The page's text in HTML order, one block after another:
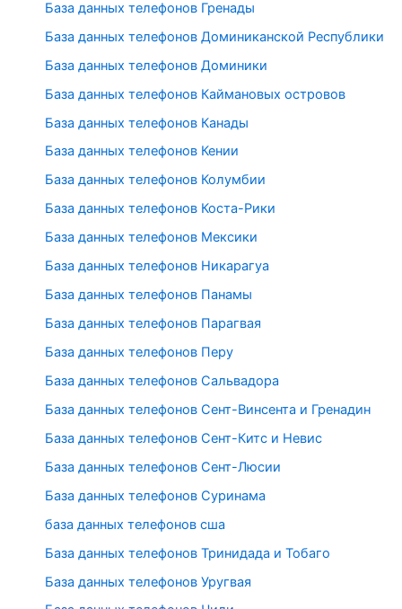
База данных телефонов Гренады
База данных телефонов Доминиканской Республики
База данных телефонов Доминики
База данных телефонов Каймановых островов
База данных телефонов Канады
База данных телефонов Кении
База данных телефонов Колумбии
База данных телефонов Коста-Рики
База данных телефонов Мексики
База данных телефонов Никарагуа
База данных телефонов Панамы
База данных телефонов Парагвая
База данных телефонов Перу
База данных телефонов Сальвадора
База данных телефонов Сент-Винсента и Гренадин
База данных телефонов Сент-Китс и Невис
База данных телефонов Сент-Люсии
База данных телефонов Суринама
база данных телефонов сша
База данных телефонов Тринидада и Тобаго
База данных телефонов Уругвая